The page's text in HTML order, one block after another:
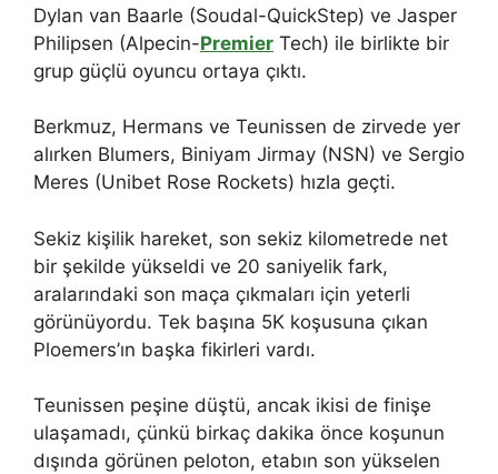
Dylan van Baarle (Soudal-QuickStep) ve Jasper
Philipsen (Alpecin-Premier Tech) ile birlikte bir
grup güçlü oyuncu ortaya çıktı.
Berkmuz, Hermans ve Teunissen de zirvede yer
alırken Blumers, Biniyam Jirmay (NSN) ve Sergio
Meres (Unibet Rose Rockets) hızla geçti.
Sekiz kişilik hareket, son sekiz kilometrede net
bir şekilde yükseldi ve 20 saniyelik fark,
aralarındaki son maça çıkmaları için yeterli
görünüyordu. Tek başına 5K koşusuna çıkan
Ploemers’ın başka fikirleri vardı.
Teunissen peşine düştü, ancak ikisi de finişe
ulaşamadı, çünkü birkaç dakika önce koşunun
dışında görünen peloton, etabın son yükselen